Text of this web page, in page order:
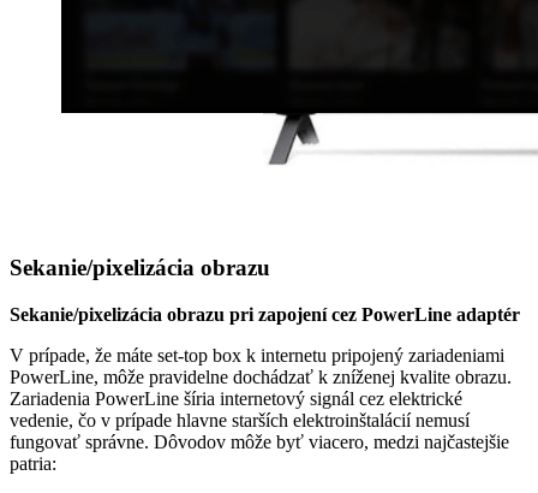
Sekanie/pixelizácia obrazu
Sekanie/pixelizácia obrazu pri zapojení cez PowerLine adaptér
V prípade, že máte set-top box k internetu pripojený zariadeniami
PowerLine, môže pravidelne dochádzať k zníženej kvalite obrazu.
Zariadenia PowerLine šíria internetový signál cez elektrické
vedenie, čo v prípade hlavne starších elektroinštalácií nemusí
fungovať správne. Dôvodov môže byť viacero, medzi najčastejšie
patria: